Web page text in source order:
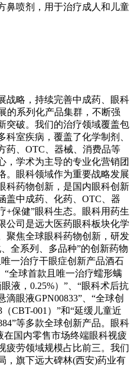
鼻喷剂，用于治疗成人和儿童
战略，持续完善中成药、眼科
的系列化产品集群，不断强
突破。我们的治疗领域覆盖包
室疾病，覆盖了化学制剂、
药、OTC、器械、消费品等
，学术为主导的专业化营销团
。眼科领域作为重要战略发展
科药物创新，是国内眼科创新
盖中成药、化药、OTC、器
+保健”眼科生态。眼科用药生
公司是远大医药眼科板块化学
聚焦全球眼科药物创新，研发
全系列、多品种”的创新药物
一治疗干眼症创新产品酒石
“全球首款且唯一治疗蠕形螨
液，0.25%）”、“眼科术后抗
眼液GPN00833”、“全球创
CBT-001）”和“延缓儿童近
等多款全球创新产品。眼科
国内零售市场终端眼科视疲
疲劳领域规模占比前三。我们
，旗下远大碑林(西安)药业有